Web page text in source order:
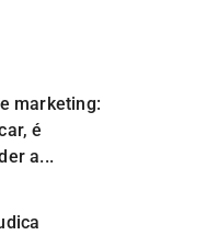
marketing:
é
a...